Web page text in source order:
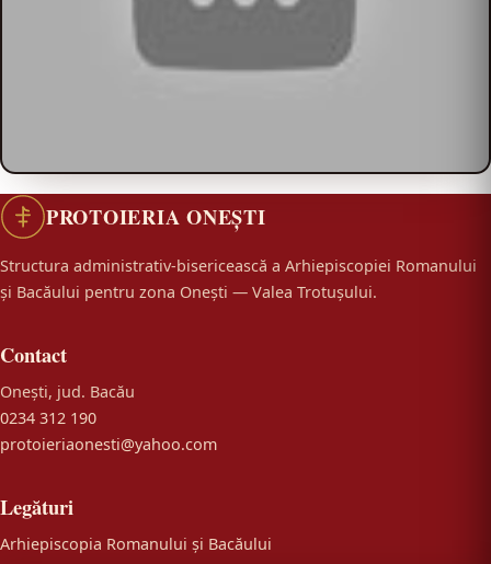
PROTOIERIA ONEȘTI
Structura administrativ-bisericească a Arhiepiscopiei Romanului
și Bacăului pentru zona Onești — Valea Trotușului.
Contact
Onești, jud. Bacău
0234 312 190
protoieriaonesti@yahoo.com
Legături
Arhiepiscopia Romanului și Bacăului